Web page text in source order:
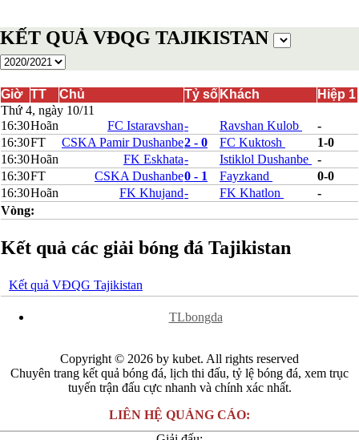
Ba Lan
Bắc Ireland
Croatia
Estonia
Georgia
Gibralta
Hungary
Iceland
Ireland
Israel
Latvia
Liechtenstein
Lithuania
Malta
Moldova
Montenegro
Na Uy
Phần Lan
Rumany
KẾT QUẢ VĐQG TAJIKISTAN
Giờ TT Chủ Tỷ số Khách
Hiệp 1
Thứ 4, ngày 10/11
16:30Hoãn FC Istaravshan- Ravshan Kulob
-
16:30FT CSKA Pamir Dushanbe2 - 0 FC Kuktosh
1-0
16:30Hoãn FK Eskhata- Istiklol Dushanbe
-
16:30FT CSKA Dushanbe0 - 1 Fayzkand
0-0
16:30Hoãn FK Khujand- FK Khatlon
-
Vòng:
Kết quả các giải bóng đá Tajikistan
Kết quả VĐQG Tajikistan
TLbongda
Copyright © 2026 by kubet. All rights reserved
Chuyên trang kết quả bóng đá, lịch thi đấu, tỷ lệ bóng đá, xem trục
tuyến trận đấu cực nhanh và chính xác nhất.
LIÊN HỆ QUẢNG CÁO: